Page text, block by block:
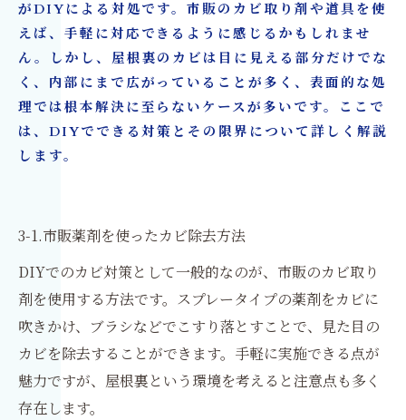
がDIYによる対処です。市販のカビ取り剤や道具を使
えば、手軽に対応できるように感じるかもしれませ
ん。しかし、屋根裏のカビは目に見える部分だけでな
く、内部にまで広がっていることが多く、表面的な処
理では根本解決に至らないケースが多いです。ここで
は、DIYでできる対策とその限界について詳しく解説
します。
3-1.市販薬剤を使ったカビ除去方法
DIYでのカビ対策として一般的なのが、市販のカビ取り
剤を使用する方法です。スプレータイプの薬剤をカビに
吹きかけ、ブラシなどでこすり落とすことで、見た目の
カビを除去することができます。手軽に実施できる点が
魅力ですが、屋根裏という環境を考えると注意点も多く
存在します。